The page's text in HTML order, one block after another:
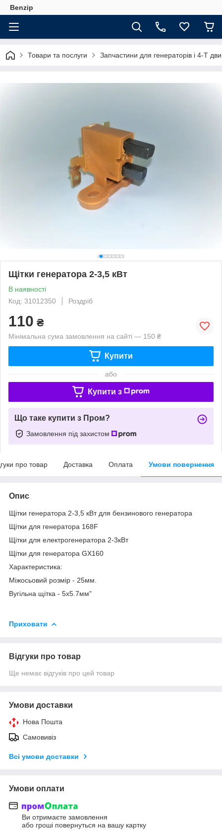
Benzip
Товари та послуги Запчастини для генераторів і 4-Т
Щітки генератора 2-3,5 кВт
В наявності
Код: 31012350
Роздріб
110 ₴
Мінімальна сума замовлення на сайті — 150 ₴
Купити
або
Купити з
Що таке купити з Пром?
Замовлення під захистом
про товар Доставка Оплата Умови повернення
Опис
Щітки генератора 2-3,5 кВт для бензинового генератора
Щітки для генератора 168F
Щітки для електрогенератора 2-3кВт
Щітки для генератора GX160
Характеристика:
Міжосьовий розмір - 25мм.
Вугільна щітка - 5х5.7мм"
Приховати
Відгуки про товар
Ще немає відгуків про цей товар
Умови доставки
Нова Пошта
Самовивіз
Всі умови доставки
Умови оплати
Ви отримаєте замовлення
або гроші повернуться на вашу картку